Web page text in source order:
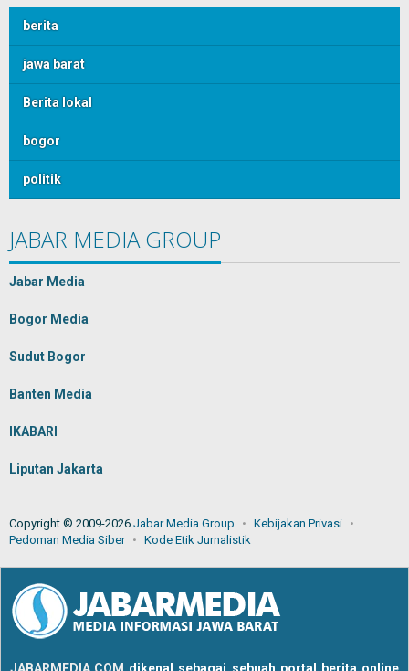
berita
jawa barat
Berita lokal
bogor
politik
JABAR MEDIA GROUP
Jabar Media
Bogor Media
Sudut Bogor
Banten Media
IKABARI
Liputan Jakarta
Copyright © 2009-2026 Jabar Media Group
Kebijakan Privasi
Pedoman Media Siber
Kode Etik Jurnalistik